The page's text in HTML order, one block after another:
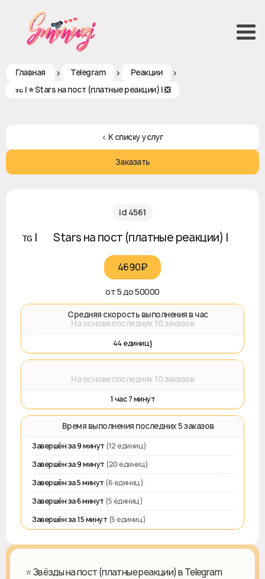
Главная > Telegram > Реакции >
ᴛɢ | ⭐ Stars на пост (платные реакции) | ❎
< К списку услуг
Заказать
id 4561
ᴛɢ | ⭐ Stars на пост (платные реакции) | ❎
4690₽‎
от 5 до 50000
🚀 Средняя скорость выполнения в час
На основе последних 10 заказов
44 единиц}
На основе последних 10 заказов
1 час 7 минут
⏱️ Время выполнения последних 5 заказов
Завершён за 9 минут (12 единиц)
Завершён за 9 минут (20 единиц)
Завершён за 5 минут (6 единиц)
Завершён за 6 минут (5 единиц)
Завершён за 15 минут (5 единиц)
⭐ Звёзды на пост (платные реакции) в Telegram